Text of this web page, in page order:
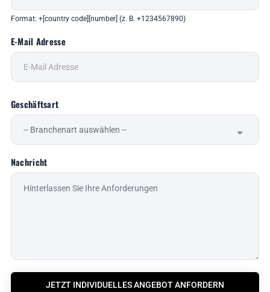
Format: +[country code][number] (z. B. +1234567890)
E-Mail Adresse
Geschäftsart
Nachricht
JETZT INDIVIDUELLES ANGEBOT ANFORDERN